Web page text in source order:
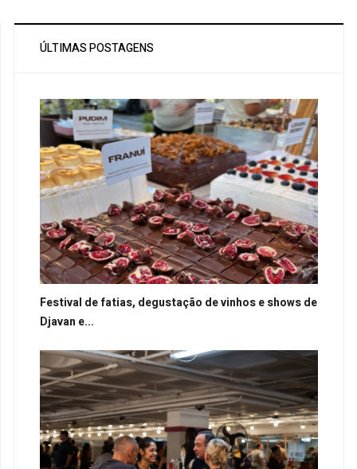
ÚLTIMAS POSTAGENS
Festival de fatias, degustação de vinhos e shows de
Djavan e...